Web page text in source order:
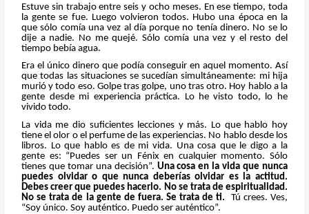
Estuve sin trabajo entre seis y ocho meses. En ese tiempo, toda
la gente se fue. Luego volvieron todos. Hubo una época en la
que sólo comía una vez al día porque no tenía dinero. No se lo
dije a nadie. No me quejé. Sólo comía una vez y el resto del
tiempo bebía agua.
Era el único dinero que podía conseguir en aquel momento. Así
que todas las situaciones se sucedían simultáneamente: mi hija
murió y todo eso. Golpe tras golpe, uno tras otro. Hoy hablo a la
gente desde mi experiencia práctica. Lo he visto todo, lo he
vivido todo.
La vida me dio suficientes lecciones y más. Lo que hablo hoy
tiene el olor o el perfume de las experiencias. No hablo desde los
libros. Lo que hablo es de mi vida. Una cosa que le digo a la
gente es: “Puedes ser un Fénix en cualquier momento. Sólo
tienes que tomar una decisión”. Una cosa en la vida que nunca
puedes olvidar o que nunca deberías olvidar es la actitud.
Debes creer que puedes hacerlo. No se trata de espiritualidad.
No se trata de la gente de fuera. Se trata de ti. Tú crees. Ves,
“Soy único. Soy auténtico. Puedo ser auténtico”.